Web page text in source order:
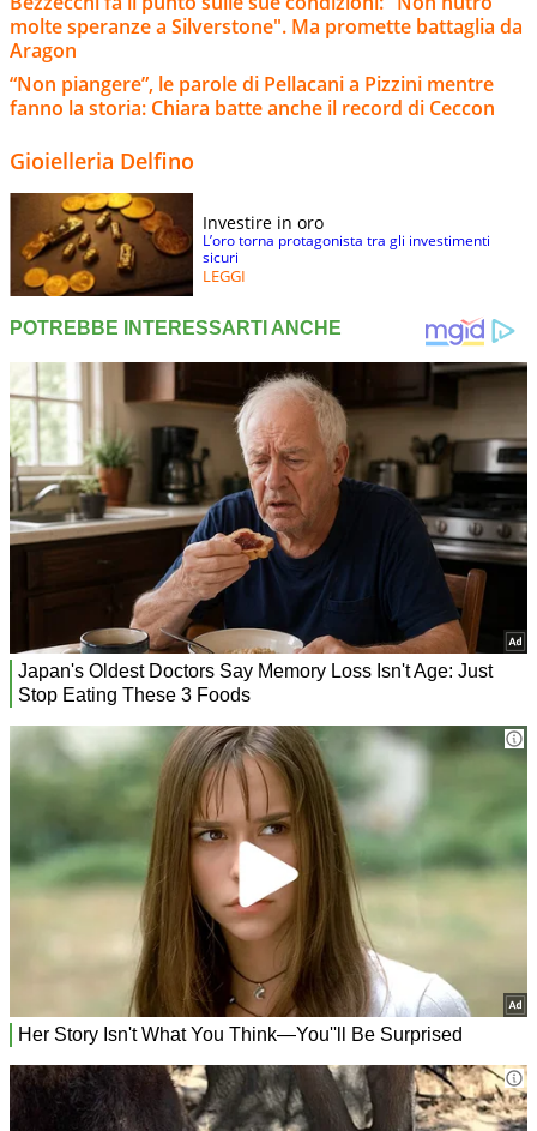
molte speranze a Silverstone". Ma promette battaglia da
Aragon
“Non piangere”, le parole di Pellacani a Pizzini mentre
fanno la storia: Chiara batte anche il record di Ceccon
Gioielleria Delfino
Investire in oro
L’oro torna protagonista tra gli investimenti
sicuri
LEGGI